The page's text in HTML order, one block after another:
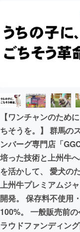
テクノ
映像・映
ビジネ
まちづく
CAMPFIRE
CAMPFIRE
【ワンチャンのため
ちそうを。】 群馬の
ンバーグ専門店「
培った技術と上州牛
を活かして、 愛犬の
上州牛プレミアムジ
開発。 保存料不使用
100%。 一般販売前
ラウドファンディン